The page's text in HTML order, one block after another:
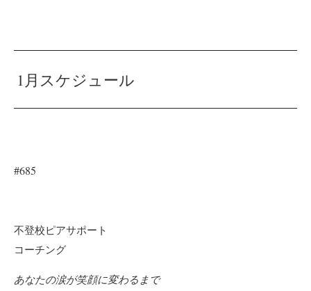
1月スケジュール
#685
不登校ピアサポート
コーチング
あなたの涙が笑顔に変わるまで